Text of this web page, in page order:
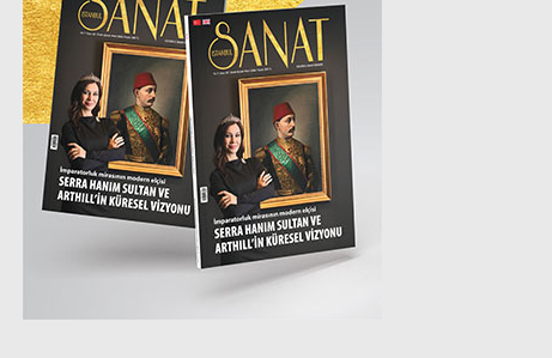
MAGAZİN
SPOR
SAĞLIK
TEKNOLOJİ
EĞİTİM